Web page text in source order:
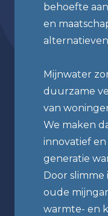
behoefte
en
Mijnwater
duurzame
van
We maken
innovatief
generatie
Door
oude
warmte- en